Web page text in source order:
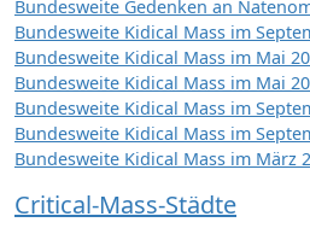
Bundesweite Gedenken an
Bundesweite Kidical Mass im
Bundesweite Kidical Mass im Mai
Bundesweite Kidical Mass im Mai
Bundesweite Kidical Mass im
Bundesweite Kidical Mass im
Bundesweite Kidical Mass im März
Critical-Mass-Städte